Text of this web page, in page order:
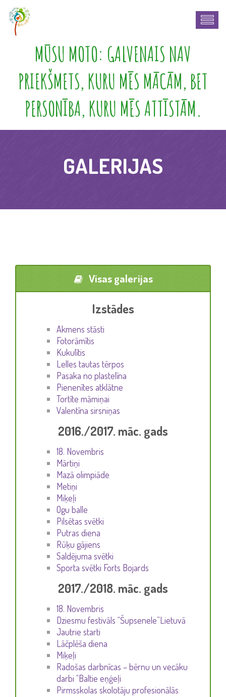
MŪSU MOTO: GALVENAIS NAV
PRIEKŠMETS, KURU MĒS MĀCĀM, BET
PERSONĪBA, KURU MĒS ATTĪSTĀM.
GALERIJAS
Visas galerijas
Izstādes
Akmens stāsti
Fotorāmītis
Kukulītis
Lelles tautas tērpos
Pasaka no plastelīna
Pienenītes atklātne
Tortīte māmiņai
Valentīna sirsniņas
2016./2017. māc. gads
18. Novembris
Mārtiņi
Mazā olimpiāde
Metiņi
Miķeļi
Ogu balle
Pilsētas svētki
Putras diena
Rūķu gājiens
Saldējuma svētki
Sporta svētki Forts Bojards
2017./2018. māc. gads
18. Novembris
Dziesmu festivāls “Šupsenele”Lietuvā
Jautrie starti
Lāčplēša diena
Miķeļi
Radošas darbnīcas – bērnu un vecāku
darbi “Baltie eņģeļi
Pirmsskolas skolotāju profesionālās